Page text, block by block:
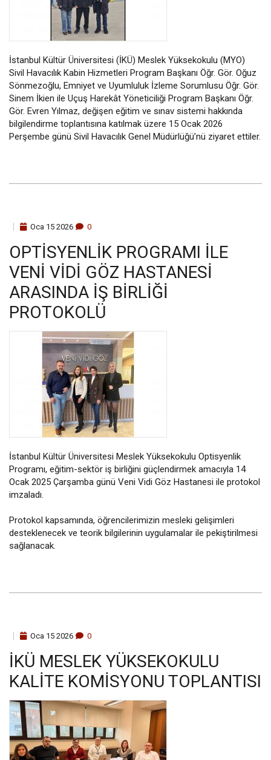
İstanbul Kültür Üniversitesi (İKÜ) Meslek Yüksekokulu (MYO)
Sivil Havacılık Kabin Hizmetleri Program Başkanı Öğr. Gör. Oğuz
Sönmezoğlu, Emniyet ve Uyumluluk İzleme Sorumlusu Öğr. Gör.
Sinem İkien ile Uçuş Harekât Yöneticiliği Program Başkanı Öğr.
Gör. Evren Yılmaz, değişen eğitim ve sınav sistemi hakkında
bilgilendirme toplantısına katılmak üzere 15 Ocak 2026
Perşembe günü Sivil Havacılık Genel Müdürlüğü’nü ziyaret ettiler.
Oca 15 2026 0
OPTISYENLIK PROGRAMI ILE
VENI VIDI GÖZ HASTANESI
ARASINDA İŞ BIRLIĞI
PROTOKOLÜ
İstanbul Kültür Üniversitesi Meslek Yüksekokulu Optisyenlik
Programı, eğitim-sektör iş birliğini güçlendirmek amacıyla 14
Ocak 2025 Çarşamba günü Veni Vidi Göz Hastanesi ile protokol
imzaladı.
Protokol kapsamında, öğrencilerimizin mesleki gelişimleri
desteklenecek ve teorik bilgilerinin uygulamalar ile pekiştirilmesi
sağlanacak.
Oca 15 2026 0
İKÜ MESLEK YÜKSEKOKULU
KALITE KOMISYONU TOPLANTISI